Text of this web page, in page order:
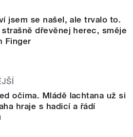
jsem se našel, ale trvalo to.
strašně dřevěnej herec, směje
Finger
očima. Mládě lachtana už si
hraje s hadicí a řádí